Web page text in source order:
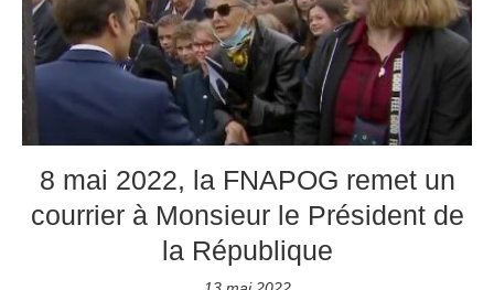
8 mai 2022, la FNAPOG remet un
courrier à Monsieur le Président de
la République